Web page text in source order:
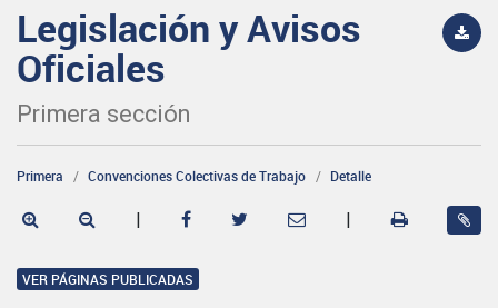
Legislación y Avisos
Oficiales
Primera sección
Primera Convenciones Colectivas de Trabajo Detalle
| |
VER PÁGINAS PUBLICADAS